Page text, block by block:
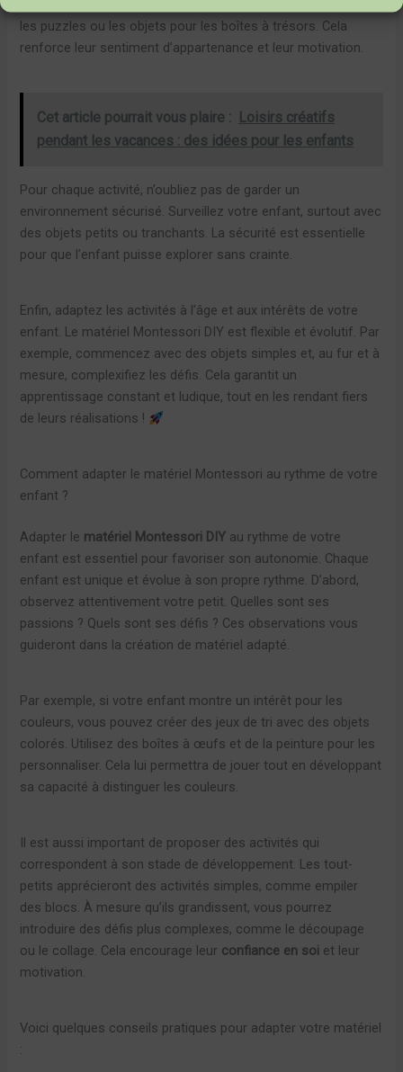
les puzzles ou les objets pour les boîtes à trésors. Cela
renforce leur sentiment d’appartenance et leur motivation.
Cet article pourrait vous plaire :
Loisirs créatifs
pendant les vacances : des idées pour les enfants
Pour chaque activité, n’oubliez pas de garder un
environnement sécurisé. Surveillez votre enfant, surtout avec
des objets petits ou tranchants. La sécurité est essentielle
pour que l’enfant puisse explorer sans crainte.
Enfin, adaptez les activités à l’âge et aux intérêts de votre
enfant. Le matériel Montessori DIY est flexible et évolutif. Par
exemple, commencez avec des objets simples et, au fur et à
mesure, complexifiez les défis. Cela garantit un
apprentissage constant et ludique, tout en les rendant fiers
de leurs réalisations !
Comment adapter le matériel Montessori au rythme de votre
enfant ?
Adapter le matériel Montessori DIY au rythme de votre
enfant est essentiel pour favoriser son autonomie. Chaque
enfant est unique et évolue à son propre rythme. D’abord,
observez attentivement votre petit. Quelles sont ses
passions ? Quels sont ses défis ? Ces observations vous
guideront dans la création de matériel adapté.
Par exemple, si votre enfant montre un intérêt pour les
couleurs, vous pouvez créer des jeux de tri avec des objets
colorés. Utilisez des boîtes à œufs et de la peinture pour les
personnaliser. Cela lui permettra de jouer tout en développant
sa capacité à distinguer les couleurs.
Il est aussi important de proposer des activités qui
correspondent à son stade de développement. Les tout-
petits apprécieront des activités simples, comme empiler
des blocs. À mesure qu’ils grandissent, vous pourrez
introduire des défis plus complexes, comme le découpage
ou le collage. Cela encourage leur confiance en soi et leur
motivation.
Voici quelques conseils pratiques pour adapter votre matériel
: